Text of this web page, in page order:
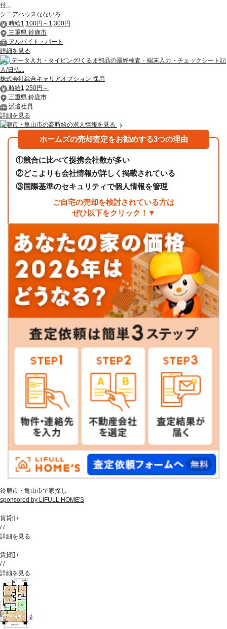
付...
シニアハウスなないろ
時給1,100円～1,300円
三重県 鈴鹿市
アルバイト・パート
詳細を見る
データ入力・タイピング/くるま部品の最終検査・端末入力・チェックシート記
入/日払...
株式会社綜合キャリアオプション 採用
時給1,250円～
三重県 鈴鹿市
派遣社員
詳細を見る
鈴鹿市・亀山市の高時給の求人情報を見る
ホームズの売却査定をお勧めする3つの理由
①競合に比べて提携会社数が多い
②どこよりも会社情報が詳しく掲載されている
③国際基準のセキュリティで個人情報を管理
ご自宅の売却を検討されている方は
ぜひ以下をクリック！▼
鈴鹿市・亀山市で家探し
sponsored by LIFULL HOME'S
賃貸[] /
//
詳細を見る
賃貸[] /
//
詳細を見る